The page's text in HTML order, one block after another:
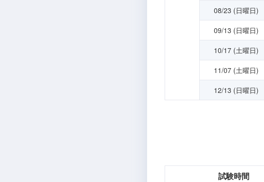
08/23 (日曜日)
09/13 (日曜日)
10/17 (土曜日)
11/07 (土曜日)
12/13 (日曜日)
試験時間